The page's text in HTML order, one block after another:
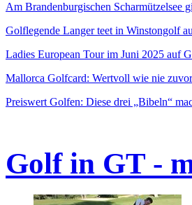
Am Brandenburgischen Scharmützelsee
Golflegende Langer teet in Winstongolf
Ladies European Tour im Juni 2025 auf
Mallorca Golfcard: Wertvoll wie nie
Preiswert Golfen: Diese drei „Bibeln“
Golf in GT -